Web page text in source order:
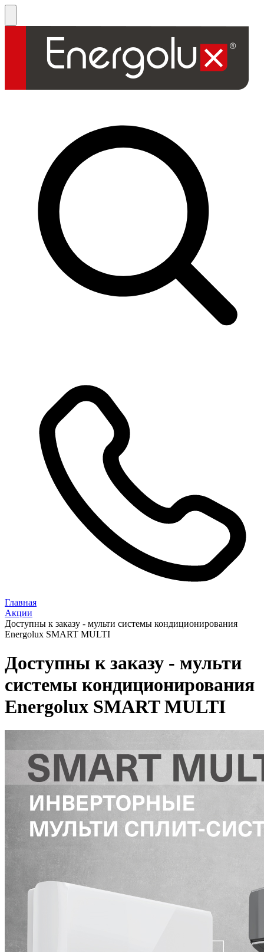
Главная
Акции
Доступны к заказу - мульти системы кондиционирования
Energolux SMART MULTI
Доступны к заказу - мульти
системы кондиционирования
Energolux SMART MULTI